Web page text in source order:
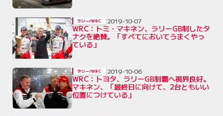
WRC：トミ・マキネン、ラリーGB制したタ
ナクを絶賛。「すべてにおいてうまくやっ
ている」
ラリー/WRC 2019-10-07
WRC：トヨタ、ラリーGB制覇へ視界良好。
マキネン、「最終日に向けて、2台ともいい
位置につけている」
ラリー/WRC 2019-10-06